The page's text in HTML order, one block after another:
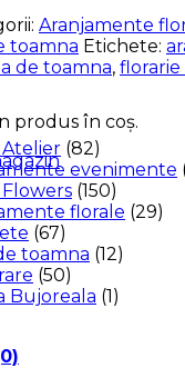
produs în coș.
Aranjamente
toamna Etichete:
de toamna, florarie
(82)
evenimente
(150)
florale (29)
(67)
toamna (12)
(50)
Bujoreala (1)